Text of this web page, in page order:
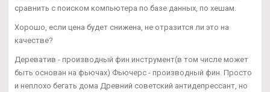
сравнить с поиском компьютера по базе данных, по хешам.
Хорошо, если цена будет снижена, не отразится ли это на
качестве?
Дереватив - производный фин инструмент(в том числе может
быть основан на фьючах) Фьючерс - производный фин. Просто
и неплохо бегать дома Древний советский антидепрессант, но